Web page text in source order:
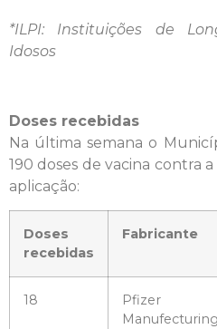
*ILPI: Instituições de
Idosos
Doses recebidas
Na última semana o
190 doses de vacina contra
aplicação:
Doses
recebidas
Fabricante
18
Pfizer
Manufecturing